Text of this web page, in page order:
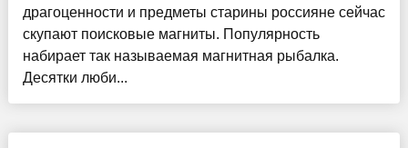
драгоценности и предметы старины россияне сейчас
скупают поисковые магниты. Популярность
набирает так называемая магнитная рыбалка.
Десятки люби...